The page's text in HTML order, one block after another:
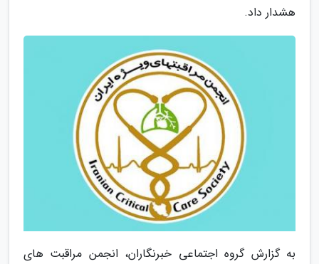
هشدار داد.
به گزارش گروه اجتماعی خبرنگاران، انجمن مراقبت های